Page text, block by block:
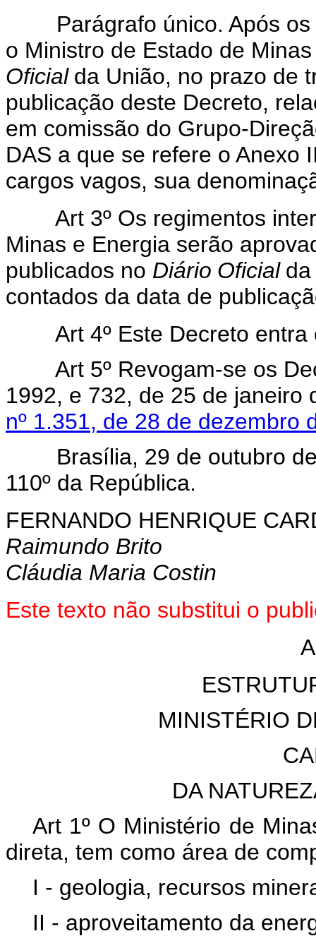
Parágrafo único. Após os
o Ministro de Estado de
Oficial da União, no prazo de
publicação deste Decreto,
em comissão do Grupo-
DAS a que se refere o Anexo
cargos vagos, sua
Art 3º Os regimentos
Minas e Energia serão
publicados no Diário Oficial
contados da data de
Art 4º Este Decreto entra
Art 5º Revogam-se os
1992, e 732, de 25 de janeiro
nº 1.351, de 28 de dezembro
Brasília, 29 de outubro de
110º da República.
FERNANDO HENRIQUE
Raimundo Brito
Cláudia Maria Costin
Este texto não substitui o
MINISTÉRIO
DA
Art 1º O Ministério de
direta, tem como área de
I - geologia, recursos
II - aproveitamento da